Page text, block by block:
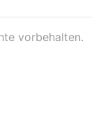
vorbehalten.